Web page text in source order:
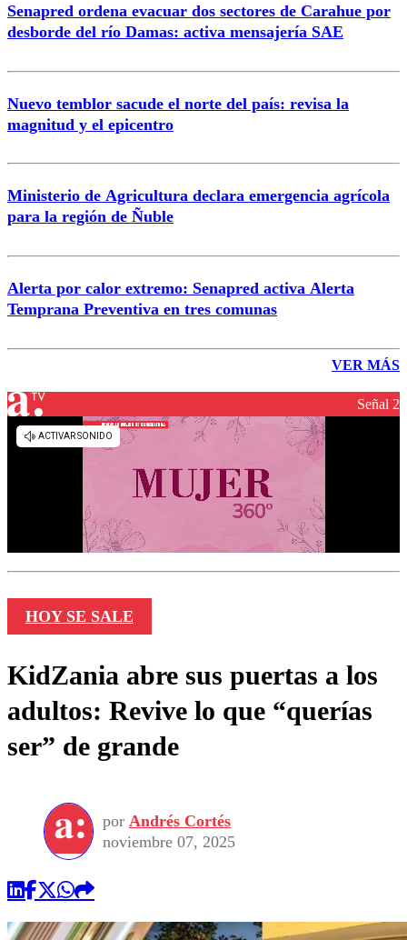
Senapred ordena evacuar dos sectores de Carahue por
desborde del río Damas: activa mensajería SAE
Nuevo temblor sacude el norte del país: revisa la
magnitud y el epicentro
Ministerio de Agricultura declara emergencia agrícola
para la región de Ñuble
Alerta por calor extremo: Senapred activa Alerta
Temprana Preventiva en tres comunas
VER MÁS
Señal 2
HOY SE SALE
KidZania abre sus puertas a los
adultos: Revive lo que “querías
ser” de grande
por Andrés Cortés
noviembre 07, 2025